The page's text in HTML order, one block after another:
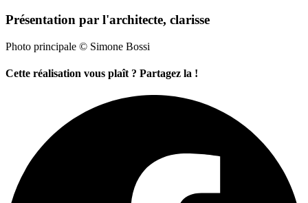
Présentation par l'architecte, clarisse
Photo principale © Simone Bossi
Cette réalisation vous plaît ? Partagez la !